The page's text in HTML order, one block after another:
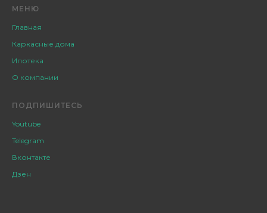
МЕНЮ
Главная
Каркасные дома
Ипотека
О компании
ПОДПИШИТЕСЬ
Youtube
Telegram
Вконтакте
Дзен